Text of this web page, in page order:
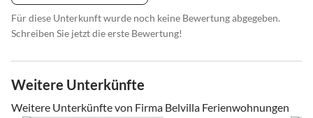
Für diese Unterkunft wurde noch keine Bewertung abgegeben.
Schreiben Sie jetzt die erste Bewertung!
Weitere Unterkünfte
Weitere Unterkünfte von Firma Belvilla Ferienwohnungen